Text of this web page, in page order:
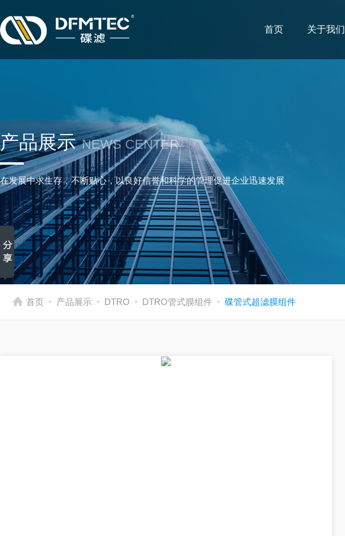
首页 关于我们
产品展示 NEWS CENTER
在发展中求生存，不断贴心，以良好信誉和科学的管理促进企业迅速发展
首页 - 产品展示 - DTRO - DTRO管式膜组件 - 碟管式超滤膜组件